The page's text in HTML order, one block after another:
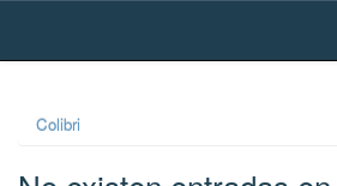
Skip
Colibri